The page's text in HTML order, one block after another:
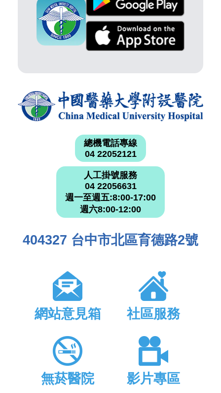
總機電話專線
04 22052121
人工掛號服務
04 22056631
週一至週五:8:00-17:00
週六8:00-12:00
404327 台中市北區育德路2號
網站意見箱 社區服務
無菸醫院 影片專區